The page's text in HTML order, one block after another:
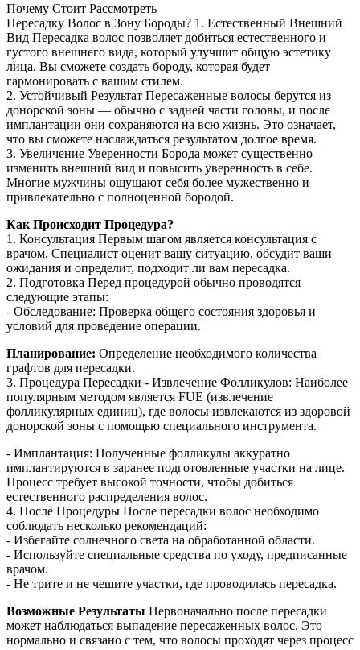
Почему Стоит Рассмотреть
Пересадку Волос в Зону Бороды? 1. Естественный Внешний
Вид Пересадка волос позволяет добиться естественного и
густого внешнего вида, который улучшит общую эстетику
лица. Вы сможете создать бороду, которая будет
гармонировать с вашим стилем.
2. Устойчивый Результат Пересаженные волосы берутся из
донорской зоны — обычно с задней части головы, и после
имплантации они сохраняются на всю жизнь. Это означает,
что вы сможете наслаждаться результатом долгое время.
3. Увеличение Уверенности Борода может существенно
изменить внешний вид и повысить уверенность в себе.
Многие мужчины ощущают себя более мужественно и
привлекательно с полноценной бородой.
Как Происходит Процедура?
1. Консультация Первым шагом является консультация с
врачом. Специалист оценит вашу ситуацию, обсудит ваши
ожидания и определит, подходит ли вам пересадка.
2. Подготовка Перед процедурой обычно проводятся
следующие этапы:
- Обследование: Проверка общего состояния здоровья и
условий для проведение операции.
Планирование: Определение необходимого количества
графтов для пересадки.
3. Процедура Пересадки - Извлечение Фолликулов: Наиболее
популярным методом является FUE (извлечение
фолликулярных единиц), где волосы извлекаются из здоровой
донорской зоны с помощью специального инструмента.
- Имплантация: Полученные фолликулы аккуратно
имплантируются в заранее подготовленные участки на лице.
Процесс требует высокой точности, чтобы добиться
естественного распределения волос.
4. После Процедуры После пересадки волос необходимо
соблюдать несколько рекомендаций:
- Избегайте солнечного света на обработанной области.
- Используйте специальные средства по уходу, предписанные
врачом.
- Не трите и не чешите участки, где проводилась пересадка.
Возможные Результаты Первоначально после пересадки
может наблюдаться выпадение пересаженных волос. Это
нормально и связано с тем, что волосы проходят через процесс